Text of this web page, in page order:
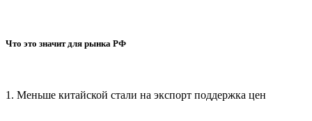
Что это значит для рынка РФ
1. Меньше китайской стали на экспорт поддержка цен